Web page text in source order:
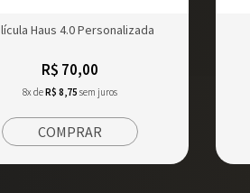
Haus 4.0 Personalizada
R$ 70,00
8x deR$ 8,75 sem juros
COMPRAR